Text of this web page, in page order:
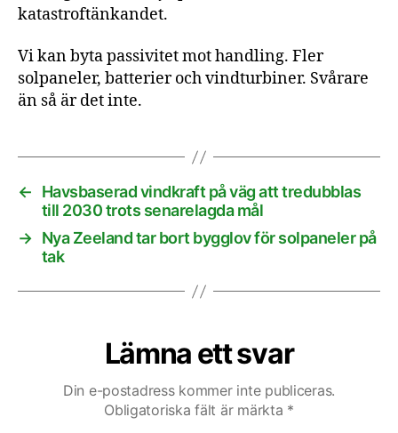
katastroftänkandet.
Vi kan byta passivitet mot handling. Fler
solpaneler, batterier och vindturbiner. Svårare
än så är det inte.
←
Havsbaserad vindkraft på väg att tredubblas
till 2030 trots senarelagda mål
→ Nya Zeeland tar bort bygglov för solpaneler på
tak
Lämna ett svar
Din e-postadress kommer inte publiceras.
Obligatoriska fält är märkta *